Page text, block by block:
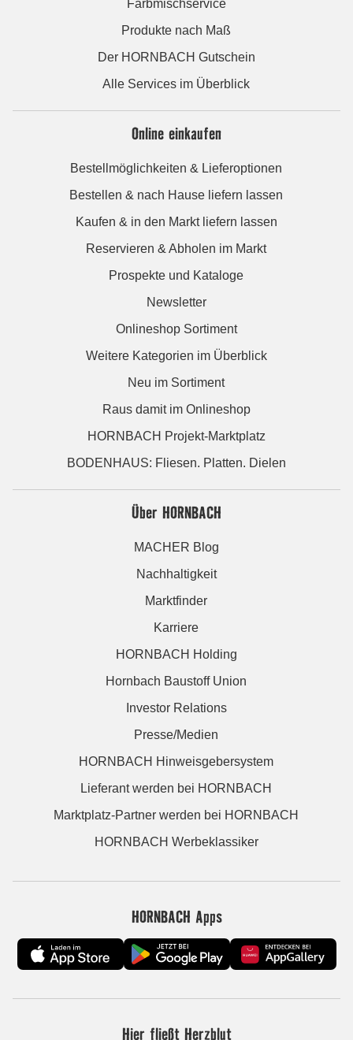
Farbmischservice
Produkte nach Maß
Der HORNBACH Gutschein
Alle Services im Überblick
Online einkaufen
Bestellmöglichkeiten & Lieferoptionen
Bestellen & nach Hause liefern lassen
Kaufen & in den Markt liefern lassen
Reservieren & Abholen im Markt
Prospekte und Kataloge
Newsletter
Onlineshop Sortiment
Weitere Kategorien im Überblick
Neu im Sortiment
Raus damit im Onlineshop
HORNBACH Projekt-Marktplatz
BODENHAUS: Fliesen. Platten. Dielen
Über HORNBACH
MACHER Blog
Nachhaltigkeit
Marktfinder
Karriere
HORNBACH Holding
Hornbach Baustoff Union
Investor Relations
Presse/Medien
HORNBACH Hinweisgebersystem
Lieferant werden bei HORNBACH
Marktplatz-Partner werden bei HORNBACH
HORNBACH Werbeklassiker
HORNBACH Apps
Hier fließt Herzblut